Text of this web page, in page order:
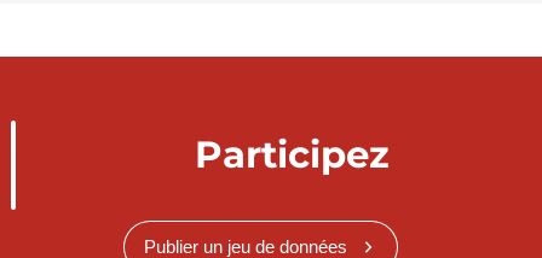
Participez
Publier un jeu de données